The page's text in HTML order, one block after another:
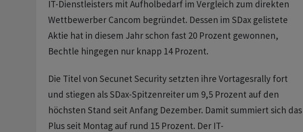
IT-Dienstleisters mit Aufholbedarf im Vergleich zum direkten
Wettbewerber Cancom begründet. Dessen im SDax gelistete
Aktie hat in diesem Jahr schon fast 20 Prozent gewonnen,
Bechtle hingegen nur knapp 14 Prozent.
Die Titel von Secunet Security setzten ihre Vortagesrally fort
und stiegen als SDax-Spitzenreiter um 9,5 Prozent auf den
höchsten Stand seit Anfang Dezember. Damit summiert sich das
Plus seit Montag auf rund 15 Prozent. Der IT-